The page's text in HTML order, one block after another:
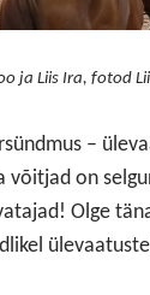
ja Liis Ira, fotod
–
võitjad on
Olge